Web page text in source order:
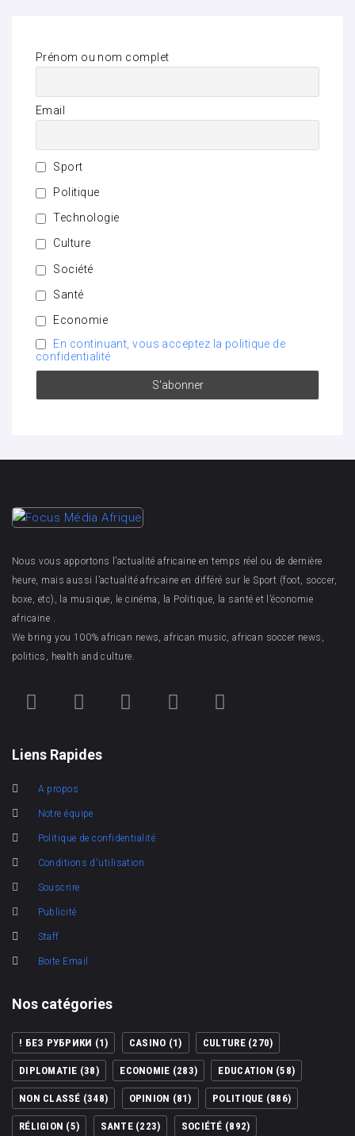
Prénom ou nom complet
Email
Sport
Politique
Technologie
Culture
Société
Santé
Economie
En continuant, vous acceptez la politique de
confidentialité
Nous vous apportons l’actualité africaine en temps réel ou de dernière
heure, mais aussi l’actualité africaine en différé sur le Sport (foot, soccer,
boxe, etc), la musique, le cinéma, la Politique, la santé et l’économie
africaine .
We bring you 100% african news, african music, african soccer news,
politics, health and culture.
Liens Rapides
A propos
Notre équipe
Politique de confidentialité
Conditions d'utilisation
Souscrire
Publicité
Staff
Boite Email
Nos catégories
! БЕЗ РУБРИКИ (1) CASINO (1) CULTURE(270)
DIPLOMATIE (38) ECONOMIE (283) EDUCATION (58)
NON CLASSÉ (348) OPINION (81) POLITIQUE (886)
RÉLIGION (5) SANTE(223) SOCIÉTÉ (892)